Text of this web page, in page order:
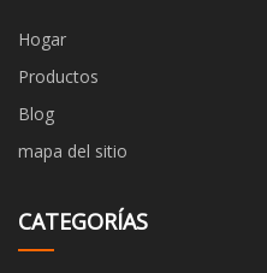
Hogar
Productos
Blog
mapa del sitio
CATEGORÍAS